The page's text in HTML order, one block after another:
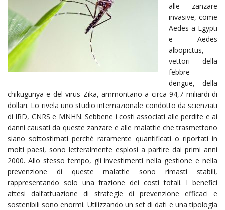
alle zanzare
invasive, come
Aedes a Egypti
e Aedes
albopictus,
vettori della
febbre
dengue, della
chikugunya e del virus Zika, ammontano a circa 94,7 miliardi di
dollari. Lo rivela uno studio internazionale condotto da scienziati
di IRD, CNRS e MNHN. Sebbene i costi associati alle perdite e ai
danni causati da queste zanzare e alle malattie che trasmettono
siano sottostimati perché raramente quantificati o riportati in
molti paesi, sono letteralmente esplosi a partire dai primi anni
2000. Allo stesso tempo, gli investimenti nella gestione e nella
prevenzione di queste malattie sono rimasti stabili,
rappresentando solo una frazione dei costi totali. I benefici
attesi dall’attuazione di strategie di prevenzione efficaci e
sostenibili sono enormi. Utilizzando un set di dati e una tipologia